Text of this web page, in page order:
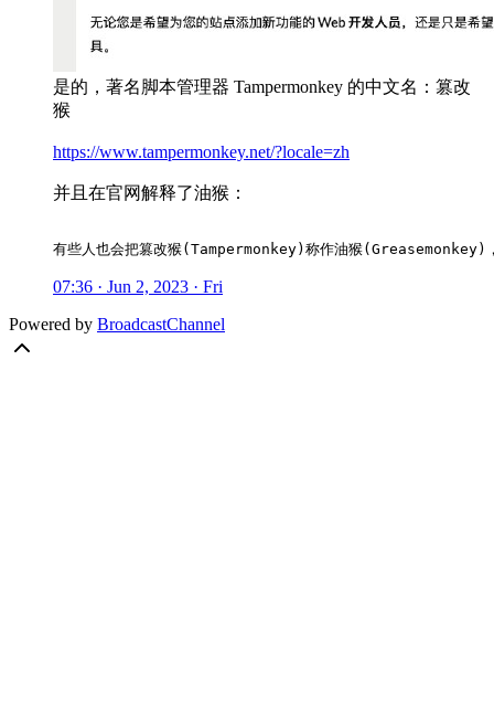
是的，著名脚本管理器 Tampermonkey 的中文名：篡改
猴
https://www.tampermonkey.net/?locale=zh
并且在官网解释了油猴：
有些人也会把篡改猴(Tampermonkey)称作油猴
07:36 · Jun 2, 2023 · Fri
Powered by BroadcastChannel